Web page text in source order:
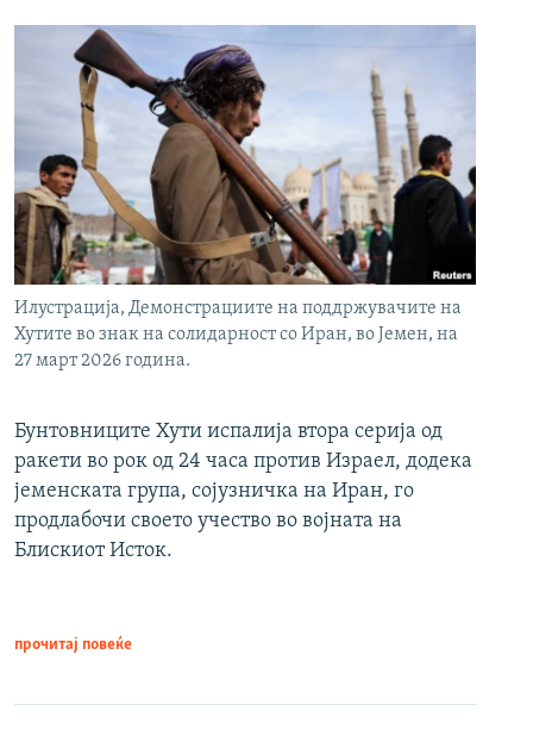
Илустрација, Демонстрациите на поддржувачите на
Хутите во знак на солидарност со Иран, во Јемен, на
27 март 2026 година.
Бунтовниците Хути испалија втора серија од
ракети во рок од 24 часа против Израел, додека
јеменската група, сојузничка на Иран, го
продлабочи своето учество во војната на
Блискиот Исток.
прочитај повеќе